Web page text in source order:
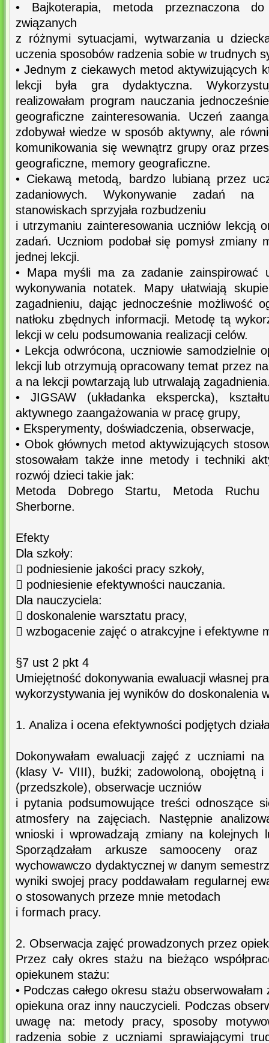
• Bajkoterapia, metoda przeznaczona do
związanych
z różnymi sytuacjami, wytwarzania u
uczenia sposobów radzenia sobie w trudnych
• Jednym z ciekawych metod aktywizujących
lekcji była gra dydaktyczna.
realizowałam program nauczania
geograficzne zainteresowania. Uczeń
zdobywał wiedze w sposób aktywny, ale
komunikowania się wewnątrz grupy oraz
geograficzne, memory geograficzne.
• Ciekawą metodą, bardzo lubianą przez
zadaniowych. Wykonywanie zadań
stanowiskach sprzyjała rozbudzeniu
i utrzymaniu zainteresowania uczniów lekcją
zadań. Uczniom podobał się pomysł zmiany
jednej lekcji.
• Mapa myśli ma za zadanie zainspirować
wykonywania notatek. Mapy ułatwiają
zagadnieniu, dając jednocześnie możliwość
natłoku zbędnych informacji. Metodę tą
lekcji w celu podsumowania realizacji celów.
• Lekcja odwrócona, uczniowie samodzielnie
lekcji lub otrzymują opracowany temat przez
a na lekcji powtarzają lub utrwalają
• JIGSAW (układanka ekspercka),
aktywnego zaangażowania w pracę grupy,
• Eksperymenty, doświadczenia, obserwacje,
• Obok głównych metod aktywizujących
stosowałam także inne metody i techniki
rozwój dzieci takie jak:
Metoda Dobrego Startu, Metoda Ruchu
Sherborne.
Efekty
Dla szkoły:
 podniesienie jakości pracy szkoły,
 podniesienie efektywności nauczania.
Dla nauczyciela:
 doskonalenie warsztatu pracy,
 wzbogacenie zajęć o atrakcyjne i efektywne
§7 ust 2 pkt 4
Umiejętność dokonywania ewaluacji własnej
wykorzystywania jej wyników do doskonalenia
1. Analiza i ocena efektywności podjętych
Dokonywałam ewaluacji zajęć z uczniami
(klasy V- VIII), buźki; zadowoloną, obojętną i
(przedszkole), obserwacje uczniów
i pytania podsumowujące treści odnoszące
atmosfery na zajęciach. Następnie
wnioski i wprowadzają zmiany na kolejnych
Sporządzałam arkusze samooceny
wychowawczo dydaktycznej w danym
wyniki swojej pracy poddawałam regularnej
o stosowanych przeze mnie metodach
i formach pracy.
2. Obserwacja zajęć prowadzonych przez
Przez cały okres stażu na bieżąco
opiekunem stażu:
• Podczas całego okresu stażu
opiekuna oraz inny nauczycieli. Podczas
uwagę na: metody pracy, sposoby
radzenia sobie z uczniami sprawiającymi